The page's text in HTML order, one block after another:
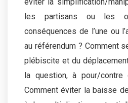
les partisans ou les
conséquences de l’une ou
au référendum ? Comment
plébiscite et du
la question, à pour/
Comment éviter la baisse